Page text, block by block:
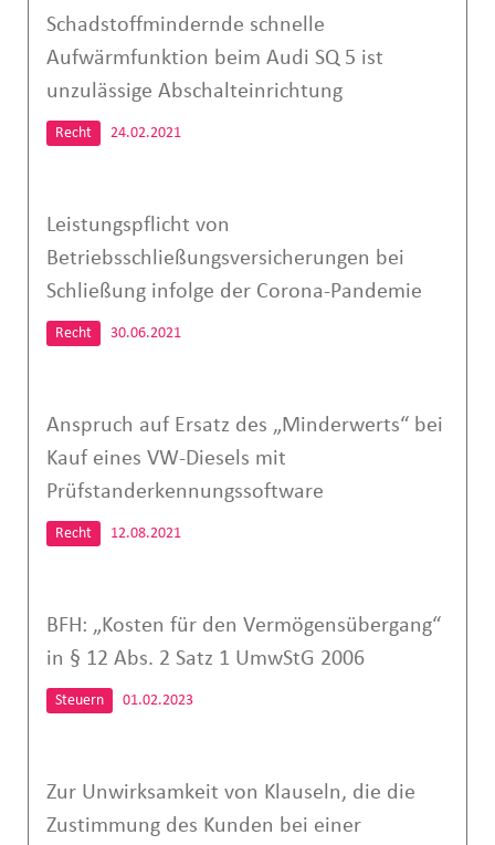
Schadstoffmindernde schnelle
Aufwärmfunktion beim Audi SQ 5 ist
unzulässige Abschalteinrichtung
Recht 24.02.2021
Leistungspflicht von
Betriebsschließungsversicherungen bei
Schließung infolge der Corona-Pandemie
Recht 30.06.2021
Anspruch auf Ersatz des „Minderwerts“ bei
Kauf eines VW-Diesels mit
Prüfstanderkennungssoftware
Recht 12.08.2021
BFH: „Kosten für den Vermögensübergang“
in § 12 Abs. 2 Satz 1 UmwStG 2006
Steuern 01.02.2023
Zur Unwirksamkeit von Klauseln, die die
Zustimmung des Kunden bei einer